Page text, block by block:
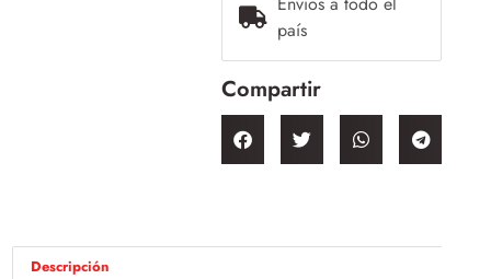
país
Compartir
Descripción